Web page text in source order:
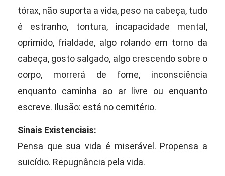
tórax, não suporta a vida, peso na cabeça, tudo
é estranho, tontura, incapacidade mental,
oprimido, frialdade, algo rolando em torno da
cabeça, gosto salgado, algo crescendo sobre o
corpo, morrerá de fome, inconsciência
enquanto caminha ao ar livre ou enquanto
escreve. Ilusão: está no cemitério.
Sinais Existenciais:
Pensa que sua vida é miserável. Propensa a
suicídio. Repugnância pela vida.